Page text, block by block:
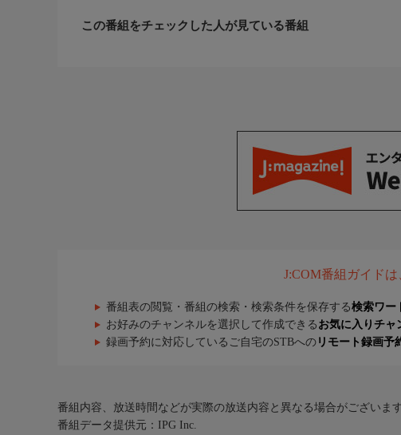
この番組をチェックした人が見ている番組
J:COM番組ガイド
番組表の閲覧・番組の検索・検索条件を保存する検索ワー
お好みのチャンネルを選択して作成できる お気に入りチャ
録画予約に対応しているご自宅のSTBへの リモート録画予
番組内容、放送時間などが実際の放送内容と異なる場合がございます
番組データ提供元：IPG Inc.